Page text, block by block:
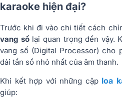
karaoke hiện đại?
Trước khi đi vào chi tiết cách
vang sốlại quan trọng đến vậy.
vang số (Digital Processor) cho
dải tần số nhỏ nhất của âm thanh.
Khi kết hợp với những cặp loa
giúp: